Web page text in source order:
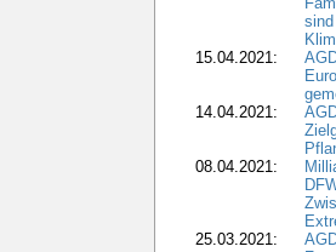
15.04.2021:
14.04.2021:
08.04.2021:
25.03.2021: